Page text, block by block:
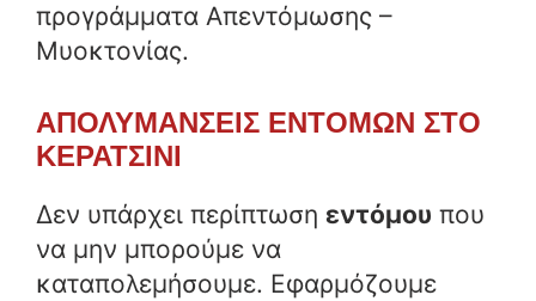
προγράμματα Απεντόμωσης –
Μυοκτονίας.
ΑΠΟΛΥΜΑΝΣΕΙΣ ΕΝΤΟΜΩΝ ΣΤΟ
ΚΕΡΑΤΣΙΝΙ
Δεν υπάρχει περίπτωση εντόμου που
να μην μπορούμε να
καταπολεμήσουμε. Εφαρμόζουμε